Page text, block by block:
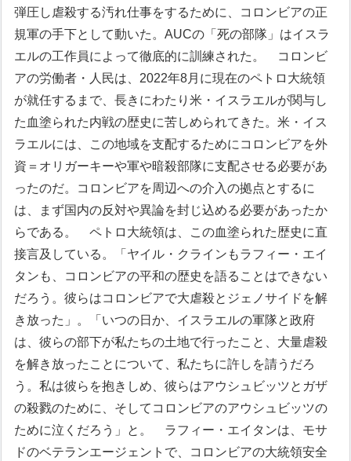
弾圧し虐殺する汚れ仕事をするために、コロンビアの正
規軍の手下として動いた。AUCの「死の部隊」はイスラ
エルの工作員によって徹底的に訓練された。
コロンビ
アの労働者・人民は、2022年8月に現在のペトロ大統領
が就任するまで、長きにわたり米・イスラエルが関与し
た血塗られた内戦の歴史に苦しめられてきた。米・イス
ラエルには、この地域を支配するためにコロンビアを外
資＝オリガーキーや軍や暗殺部隊に支配させる必要があ
ったのだ。コロンビアを周辺への介入の拠点とするに
は、まず国内の反対や異論を封じ込める必要があったか
らである。
ペトロ大統領は、この血塗られた歴史に直
接言及している。「ヤイル・クラインもラフィー・エイ
タンも、コロンビアの平和の歴史を語ることはできない
だろう。彼らはコロンビアで大虐殺とジェノサイドを解
き放った」。「いつの日か、イスラエルの軍隊と政府
は、彼らの部下が私たちの土地で行ったこと、大量虐殺
を解き放ったことについて、私たちに許しを請うだろ
う。私は彼らを抱きしめ、彼らはアウシュビッツとガザ
の殺戮のために、そしてコロンビアのアウシュビッツの
ために泣くだろう」と。
ラフィー・エイタンは、モサ
ドのベテランエージェントで、コロンビアの大統領安全